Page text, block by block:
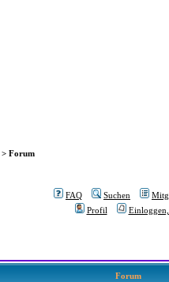
> Forum
FAQ Suchen
Profil
Forum